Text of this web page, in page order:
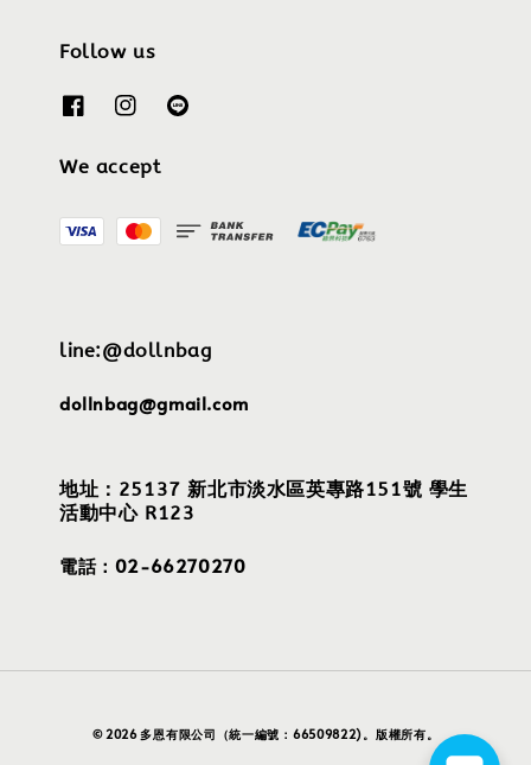
Follow us
We accept
line:@dollnbag
dollnbag@gmail.com
地址：25137 新北市淡水區英專路151號 學生
活動中心 R123
電話：02-66270270
© 2026 多恩有限公司（統一編號：66509822)。版權所有。